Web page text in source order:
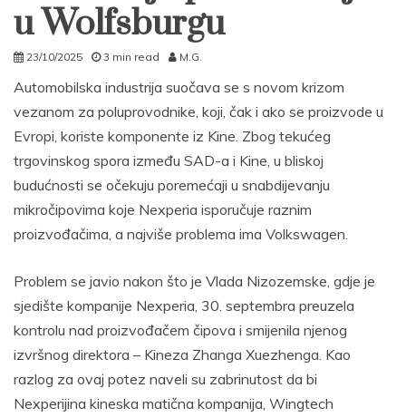
u Wolfsburgu
23/10/2025 3 min read M.G.
Automobilska industrija suočava se s novom krizom
vezanom za poluprovodnike, koji, čak i ako se proizvode u
Evropi, koriste komponente iz Kine. Zbog tekućeg
trgovinskog spora između SAD-a i Kine, u bliskoj
budućnosti se očekuju poremećaji u snabdijevanju
mikročipovima koje Nexperia isporučuje raznim
proizvođačima, a najviše problema ima Volkswagen.
Problem se javio nakon što je Vlada Nizozemske, gdje je
sjedište kompanije Nexperia, 30. septembra preuzela
kontrolu nad proizvođačem čipova i smijenila njenog
izvršnog direktora – Kineza Zhanga Xuezhenga. Kao
razlog za ovaj potez naveli su zabrinutost da bi
Nexperijina kineska matična kompanija, Wingtech